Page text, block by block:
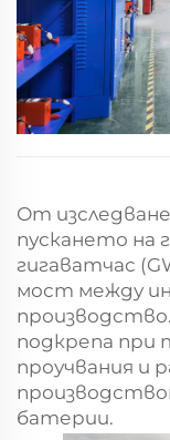
От
пускането на
гигаватчас
мост между
подкрепа
проучвания и
батерии.